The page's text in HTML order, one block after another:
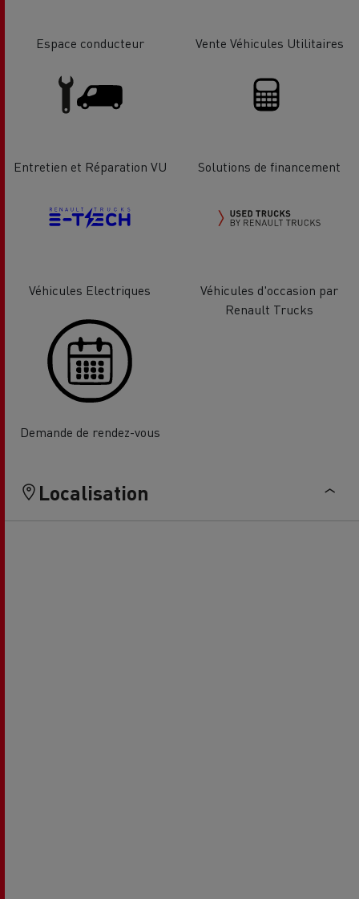
Espace conducteur Vente Véhicules Utilitaires
Entretien et Réparation VU Solutions de financement
Véhicules Electriques
Véhicules d'occasion par
Renault Trucks
Demande de rendez-vous
Localisation